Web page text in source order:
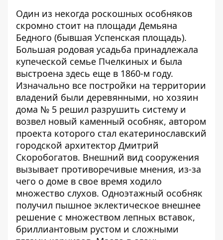
Один из некогда роскошных особняков
скромно стоит на площади Демьяна
Бедного (бывшая Успенская площадь).
Большая родовая усадьба принадлежала
купеческой семье Пчелкиных и была
выстроена здесь еще в 1860-м году.
Изначально все постройки на территории
владений были деревянными, но хозяин
дома № 5 решил разрушить систему и
возвел новый каменный особняк, автором
проекта которого стал екатеринославский
городской архитектор Дмитрий
Скоробогатов. Внешний вид сооружения
вызывает противоречивые мнения, из-за
чего о доме в свое время ходило
множество слухов. Одноэтажный особняк
получил пышное эклектическое внешнее
решение с множеством лепных вставок,
бриллиантовым рустом и сложными